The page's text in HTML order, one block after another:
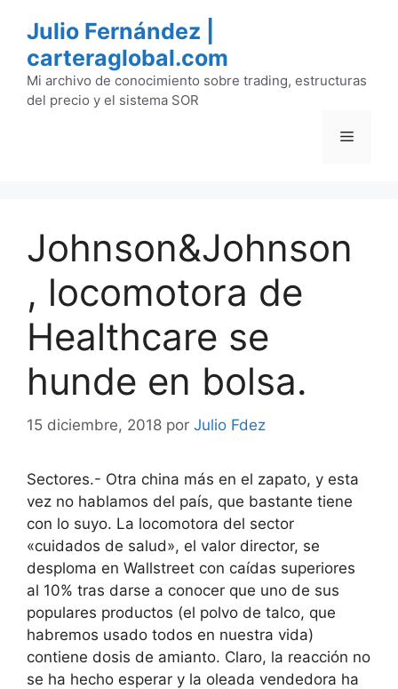
contenido
Julio Fernández |
carteraglobal.com
Mi archivo de conocimiento sobre trading, estructuras
del precio y el sistema SOR
Menú
Johnson&Johnson
, locomotora de
Healthcare se
hunde en bolsa.
15 diciembre, 2018 por Julio Fdez
Sectores.- Otra china más en el zapato, y esta
vez no hablamos del país, que bastante tiene
con lo suyo. La locomotora del sector
«cuidados de salud», el valor director, se
desploma en Wallstreet con caídas superiores
al 10% tras darse a conocer que uno de sus
populares productos (el polvo de talco, que
habremos usado todos en nuestra vida)
contiene dosis de amianto. Claro, la reacción no
se ha hecho esperar y la oleada vendedora ha